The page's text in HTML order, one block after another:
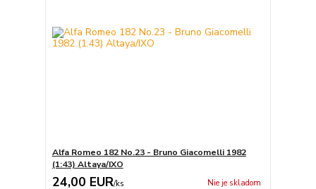
Alfa Romeo 182 No.23 - Bruno Giacomelli 1982
(1:43) Altaya/IXO
24,00 EUR/ks Nie je skladom